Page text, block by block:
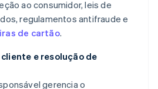
ao consumidor, leis de
regulamentos antifraude e
de cartão.
e resolução de
gerencia o